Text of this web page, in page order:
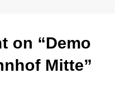
on “Demo
Mitte”